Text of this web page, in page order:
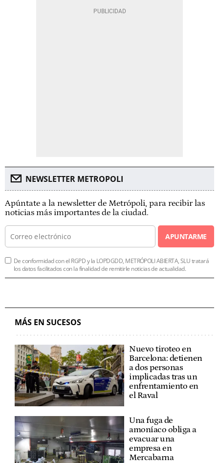
NEWSLETTER METROPOLI
Apúntate a la newsletter de Metrópoli, para recibir las
noticias más importantes de la ciudad.
APUNTARME
De conformidad con el RGPD y la LOPDGDD, METRÓPOLI ABIERTA, SLU tratará
los datos facilitados con la finalidad de remitirle noticias de actualidad.
MÁS EN SUCESOS
Nuevo tiroteo en
Barcelona: detienen
a dos personas
implicadas tras un
enfrentamiento en
el Raval
Una fuga de
amoníaco obliga a
evacuar una
empresa en
Mercabarna